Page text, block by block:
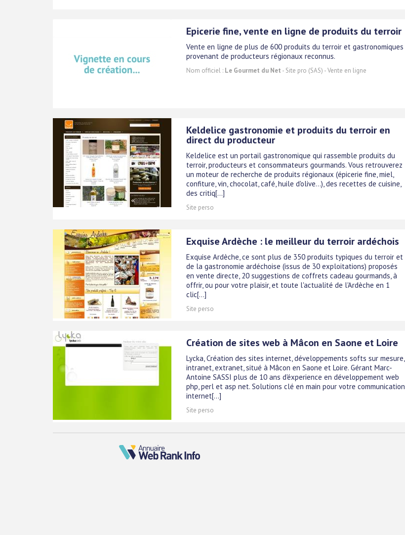
Epicerie fine, vente en ligne de produits du terroir
Vente en ligne de plus de 600 produits du terroir et gastronomiques
provenant de producteurs régionaux reconnus.
Nom officiel : Le Gourmet du Net - Site pro (SAS) - Vente en ligne
Keldelice gastronomie et produits du terroir en
direct du producteur
Keldelice est un portail gastronomique qui rassemble produits du
terroir, producteurs et consommateurs gourmands. Vous retrouverez
un moteur de recherche de produits régionaux (épicerie fine, miel,
confiture, vin, chocolat, café, huile d'olive...), des recettes de cuisine,
des critiq[...]
Site perso
Exquise Ardèche : le meilleur du terroir ardéchois
Exquise Ardèche, ce sont plus de 350 produits typiques du terroir et
de la gastronomie ardéchoise (issus de 30 exploitations) proposés
en vente directe, 20 suggestions de coffrets cadeau gourmands, à
offrir, ou pour votre plaisir, et toute l'actualité de l'Ardèche en 1
clic[...]
Site perso
Création de sites web à Mâcon en Saone et Loire
Lycka, Création des sites internet, développements softs sur mesure,
intranet, extranet, situé à Mâcon en Saone et Loire. Gérant Marc-
Antoine SASSI plus de 10 ans d'éxperience en développement web
php, perl et asp net. Solutions clé en main pour votre communication
internet[...]
Site perso